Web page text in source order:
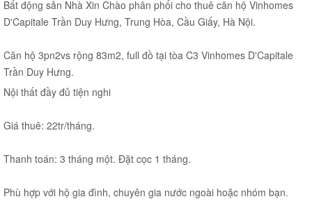
Bất động sản Nhà Xin Chào phân phối cho thuê căn hộ Vinhomes
D'Capitale Trần Duy Hưng, Trung Hòa, Cầu Giấy, Hà Nội.
Căn hộ 3pn2vs rộng 83m2, full đồ tại tòa C3 Vinhomes D'Capitale
Trần Duy Hưng.
Nội thất đầy đủ tiện nghi
Giá thuê: 22tr/tháng.
Thanh toán: 3 tháng một. Đặt cọc 1 tháng.
Phù hợp với hộ gia đình, chuyên gia nước ngoài hoặc nhóm bạn.